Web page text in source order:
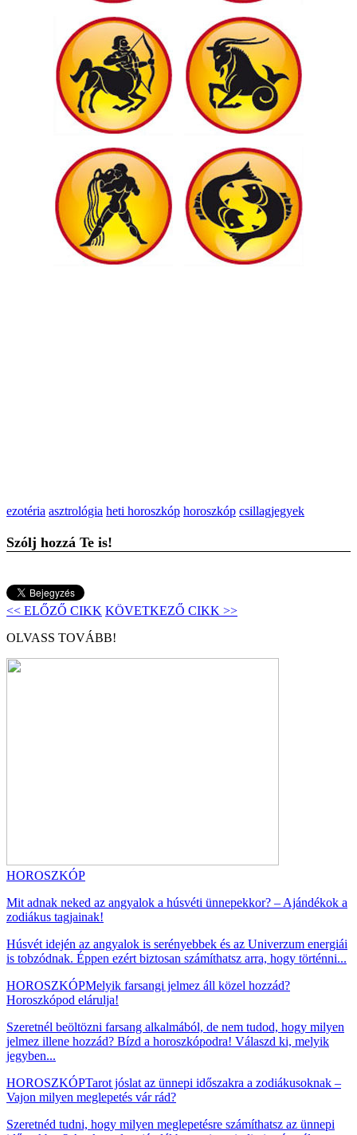
ezotéria asztrológia heti horoszkóp horoszkóp csillagjegyek
Szólj hozzá Te is!
<< ELŐZŐ CIKK KÖVETKEZŐ CIKK >>
OLVASS TOVÁBB!
HOROSZKÓP
Mit adnak neked az angyalok a húsvéti ünnepekkor? – Ajándékok a
zodiákus tagjainak!
Húsvét idején az angyalok is serényebbek és az Univerzum energiái
is tobzódnak. Éppen ezért biztosan számíthatsz arra, hogy történni...
HOROSZKÓPMelyik farsangi jelmez áll közel hozzád?
Horoszkópod elárulja!
Szeretnél beöltözni farsang alkalmából, de nem tudod, hogy milyen
jelmez illene hozzád? Bízd a horoszkópodra! Válaszd ki, melyik
jegyben...
HOROSZKÓPTarot jóslat az ünnepi időszakra a zodiákusoknak –
Vajon milyen meglepetés vár rád?
Szeretnéd tudni, hogy milyen meglepetésre számíthatsz az ünnepi